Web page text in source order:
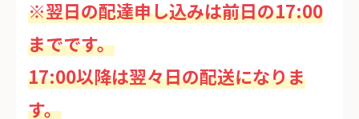
※翌日の配達申し込みは前日の17:00
までです。
17:00以降は翌々日の配送になりま
す。